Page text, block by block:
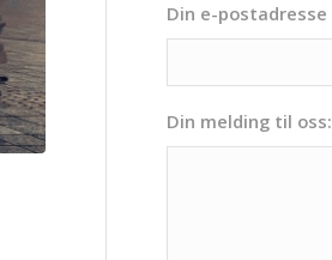
Din e-postadresse
Din melding til oss: